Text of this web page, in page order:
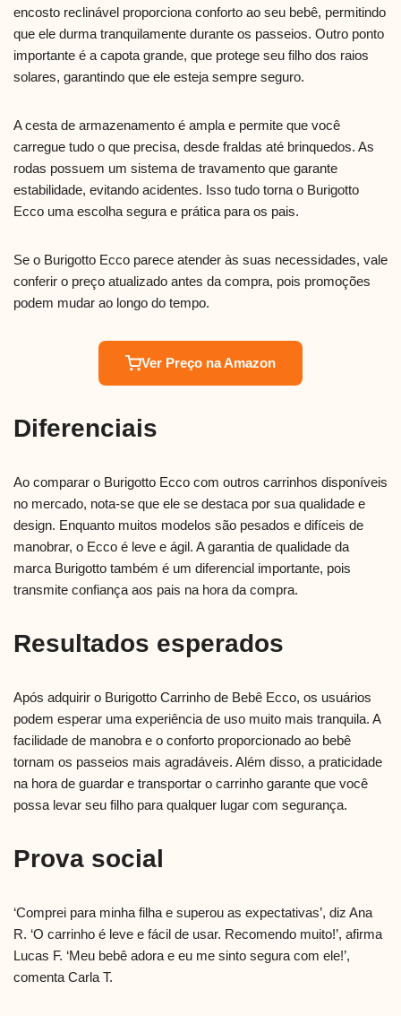
encosto reclinável proporciona conforto ao seu bebê, permitindo
que ele durma tranquilamente durante os passeios. Outro ponto
importante é a capota grande, que protege seu filho dos raios
solares, garantindo que ele esteja sempre seguro.
A cesta de armazenamento é ampla e permite que você
carregue tudo o que precisa, desde fraldas até brinquedos. As
rodas possuem um sistema de travamento que garante
estabilidade, evitando acidentes. Isso tudo torna o Burigotto
Ecco uma escolha segura e prática para os pais.
Se o Burigotto Ecco parece atender às suas necessidades, vale
conferir o preço atualizado antes da compra, pois promoções
podem mudar ao longo do tempo.
Ver Preço na Amazon
Diferenciais
Ao comparar o Burigotto Ecco com outros carrinhos disponíveis
no mercado, nota-se que ele se destaca por sua qualidade e
design. Enquanto muitos modelos são pesados e difíceis de
manobrar, o Ecco é leve e ágil. A garantia de qualidade da
marca Burigotto também é um diferencial importante, pois
transmite confiança aos pais na hora da compra.
Resultados esperados
Após adquirir o Burigotto Carrinho de Bebê Ecco, os usuários
podem esperar uma experiência de uso muito mais tranquila. A
facilidade de manobra e o conforto proporcionado ao bebê
tornam os passeios mais agradáveis. Além disso, a praticidade
na hora de guardar e transportar o carrinho garante que você
possa levar seu filho para qualquer lugar com segurança.
Prova social
‘Comprei para minha filha e superou as expectativas’, diz Ana
R. ‘O carrinho é leve e fácil de usar. Recomendo muito!’, afirma
Lucas F. ‘Meu bebê adora e eu me sinto segura com ele!’,
comenta Carla T.